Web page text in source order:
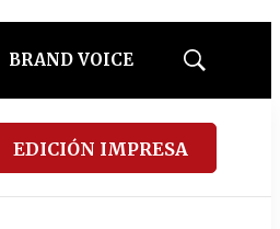
BRAND VOICE
Mostrar
EDICIÓN IMPRESA